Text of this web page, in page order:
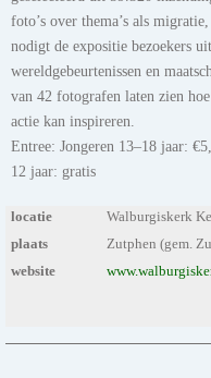
foto’s over thema’s als
nodigt de expositie bezoekers
wereldgebeurtenissen en
van 42 fotografen laten zien
actie kan inspireren.
Entree: Jongeren 13–18 jaar:
12 jaar: gratis
locatie
Walburgiskerk
plaats
Zutphen (gem.
website